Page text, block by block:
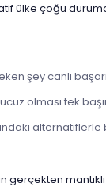
ülke çoğu
şey canlı başarı
olması tek
alternatiflerle